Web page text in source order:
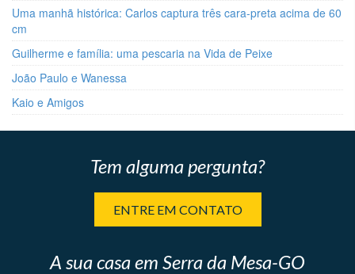
Uma manhã histórica: Carlos captura três cara-preta acima de 60
cm
Guilherme e família: uma pescaria na Vida de Peixe
João Paulo e Wanessa
Kaio e Amigos
Tem alguma pergunta?
ENTRE EM CONTATO
A sua casa em Serra da Mesa-GO